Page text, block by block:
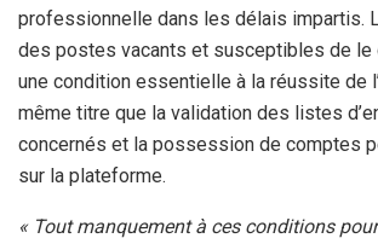
professionnelle dans les délais impartis.
des postes vacants et susceptibles de le
une condition essentielle à la réussite de
même titre que la validation des listes
concernés et la possession de comptes
sur la plateforme.
« Tout manquement à ces conditions